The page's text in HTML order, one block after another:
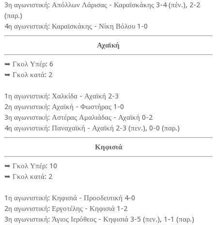
3η αγωνιστική: Απόλλων Λάρισας - Καραϊσκάκης 3-4 (πέν.), 2-2
(παρ.)
4η αγωνιστική: Καραϊσκάκης - Νίκη Βόλου 1-0
Αχαϊκή
➥ Γκολ Υπέρ: 6
➥ Γκολ κατά: 2
1η αγωνιστική: Χαλκίδα - Αχαϊκή 2-3
2η αγωνιστική: Αχαϊκή - Φωστήρας 1-0
3η αγωνιστική: Αστέρας Αμαλιάδας - Αχαϊκή 0-2
4η αγωνιστική: Παναχαϊκή - Αχαϊκή 2-3 (πεν.), 0-0 (παρ.)
Κηφισιά
➥ Γκολ Υπέρ: 10
➥ Γκολ κατά: 2
1η αγωνιστική: Κηφισιά - Προοδευτική 4-0
2η αγωνιστική: Εργοτέλης - Κηφισιά 1-2
3η αγωνιστική: Άγιος Ιερόθεος - Κηφισιά 3-5 (πεν.), 1-1 (παρ.)